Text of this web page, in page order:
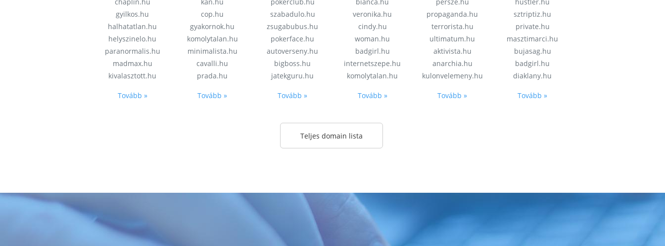
gyilkos.hu
halhatatlan.hu
helyszinelo.hu
paranormalis.hu
madmax.hu
kivalasztott.hu
Tovább »
cop.hu
gyakornok.hu
komolytalan.hu
minimalista.hu
cavalli.hu
prada.hu
Tovább »
szabadulo.hu
zsugabubus.hu
pokerface.hu
autoverseny.hu
bigboss.hu
jatekguru.hu
Tovább »
veronika.hu
cindy.hu
woman.hu
badgirl.hu
internetszepe.hu
komolytalan.hu
Tovább »
propaganda.hu
terrorista.hu
ultimatum.hu
aktivista.hu
anarchia.hu
kulonvelemeny.hu
Tovább »
sztriptiz.hu
private.hu
masztimarci.hu
bujasag.hu
badgirl.hu
diaklany.hu
Tovább »
Teljes domain lista